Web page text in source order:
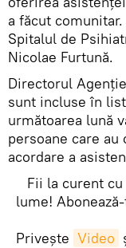
a făcut
Spitalul de
Nicolae Furtună.
Directorul
sunt incluse în
următoarea lună
persoane care
acordare a
Fii la curent
lume!
Privește Video